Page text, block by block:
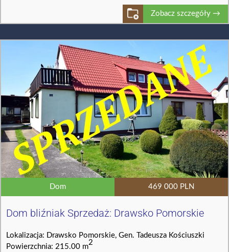
Zobacz szczegóły →
Dom 469 000 PLN
Dom bliźniak Sprzedaż: Drawsko Pomorskie
Lokalizacja: Drawsko Pomorskie, Gen. Tadeusza Kościuszki
Powierzchnia: 215.00 m2